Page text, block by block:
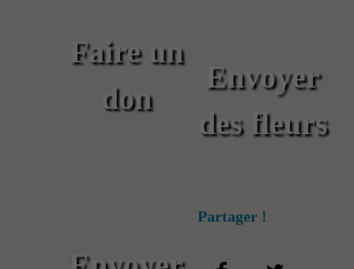
Faire un
don
Envoyer
des fleurs
Partager !